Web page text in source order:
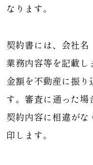
なります。
契約書には、会社名
業務内容等を記載
金額を不動産に振り
す。審査に通った場
契約内容に相違が
印します。